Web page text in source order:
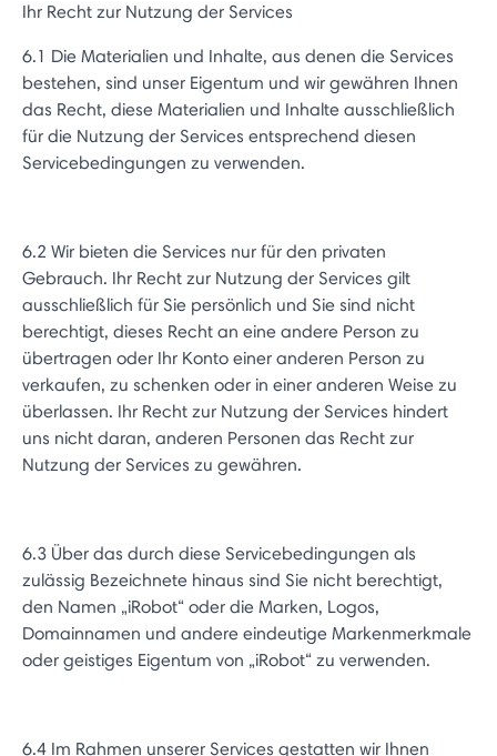
Ihr Recht zur Nutzung der Services
6.1 Die Materialien und Inhalte, aus denen die Services
bestehen, sind unser Eigentum und wir gewähren Ihnen
das Recht, diese Materialien und Inhalte ausschließlich
für die Nutzung der Services entsprechend diesen
Servicebedingungen zu verwenden.
6.2 Wir bieten die Services nur für den privaten
Gebrauch. Ihr Recht zur Nutzung der Services gilt
ausschließlich für Sie persönlich und Sie sind nicht
berechtigt, dieses Recht an eine andere Person zu
übertragen oder Ihr Konto einer anderen Person zu
verkaufen, zu schenken oder in einer anderen Weise zu
überlassen. Ihr Recht zur Nutzung der Services hindert
uns nicht daran, anderen Personen das Recht zur
Nutzung der Services zu gewähren.
6.3 Über das durch diese Servicebedingungen als
zulässig Bezeichnete hinaus sind Sie nicht berechtigt,
den Namen „iRobot“ oder die Marken, Logos,
Domainnamen und andere eindeutige Markenmerkmale
oder geistiges Eigentum von „iRobot“ zu verwenden.
6.4 Im Rahmen unserer Services gestatten wir Ihnen